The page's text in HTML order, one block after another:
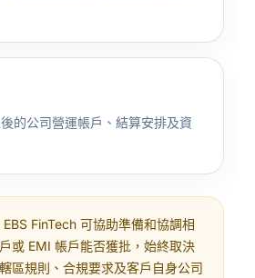
的公司營運帳戶、結算安排及資
EBS FinTech 可協助準備和協調相
或 EMI 帳戶能否獲批，始終取決
區規則、合規要求及客戶自身公司